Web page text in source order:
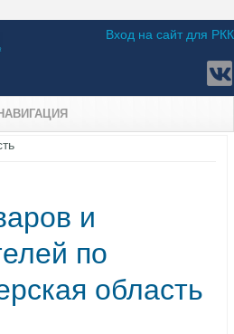
Вход на сайт для РКК
и
по
область